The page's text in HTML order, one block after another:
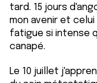
tard. 15 jours
mon avenir et
fatigue si intense
canapé.
Le 10 juillet